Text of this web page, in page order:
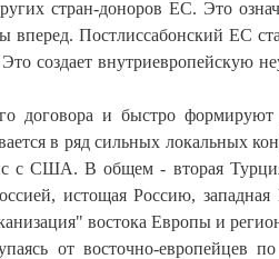
стран-доноров ЕС. Это
Постлиссабонский ЕС
создает внутриевропейскую
договора и быстро
в ряд сильных локальных
с США. В общем - вторая
истощая Россию,
востока Европы и
от восточно-европейцев